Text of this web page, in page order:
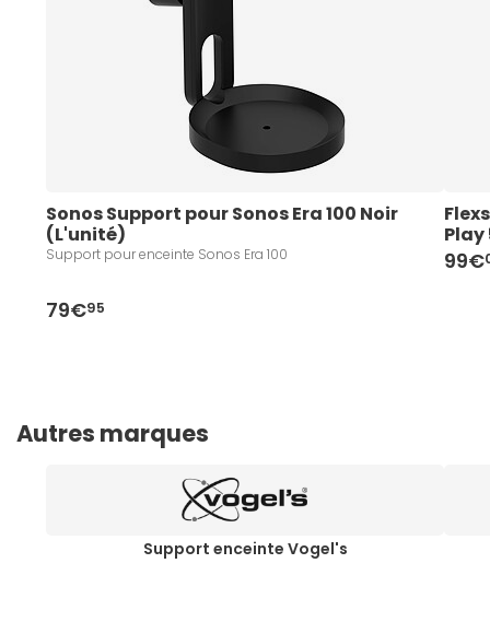
Sonos Support pour Sonos Era 100 Noir
(L'unité)
Support pour enceinte Sonos Era 100
79€95
Play
99€
Autres marques
Support enceinte Vogel's